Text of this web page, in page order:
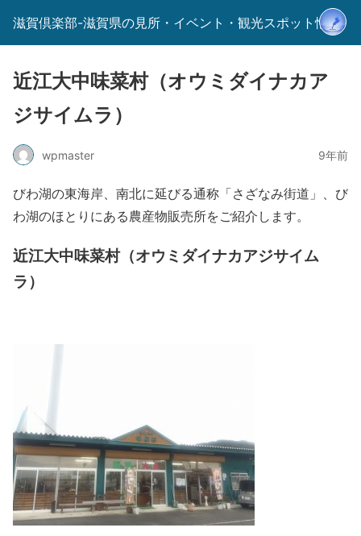
滋賀倶楽部-滋賀県の見所・イベント・観光スポット情報-
近江大中味菜村（オウミダイナカア
ジサイムラ）
wpmaster 9年前
びわ湖の東海岸、南北に延びる通称「さざなみ街道」、び
わ湖のほとりにある農産物販売所をご紹介します。
近江大中味菜村（オウミダイナカアジサイム
ラ）